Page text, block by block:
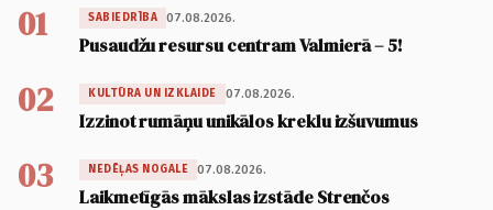
01 SABIEDRĪBA 07.08.2026.
Pusaudžu resursu centram Valmierā – 5!
02 KULTŪRA UN IZKLAIDE 07.08.2026.
Izzinot rumāņu unikālos kreklu izšuvumus
03 NEDĒĻAS NOGALE 07.08.2026.
Laikmetīgās mākslas izstāde Strenčos